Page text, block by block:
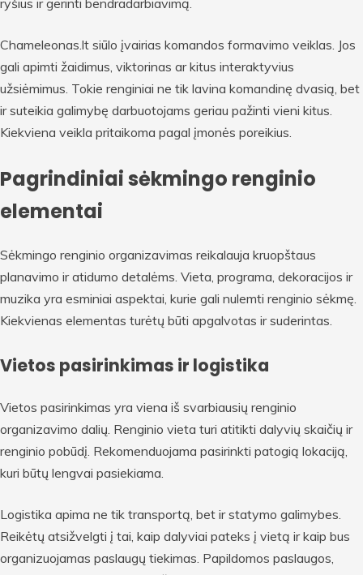
Chameleonas.lt siūlo įvairias komandos formavimo veiklas. Jos
gali apimti žaidimus, viktorinas ar kitus interaktyvius
užsiėmimus. Tokie renginiai ne tik lavina komandinę dvasią, bet
ir suteikia galimybę darbuotojams geriau pažinti vieni kitus.
Kiekviena veikla pritaikoma pagal įmonės poreikius.
Pagrindiniai sėkmingo renginio
elementai
Sėkmingo renginio organizavimas reikalauja kruopštaus
planavimo ir atidumo detalėms. Vieta, programa, dekoracijos ir
muzika yra esminiai aspektai, kurie gali nulemti renginio sėkmę.
Kiekvienas elementas turėtų būti apgalvotas ir suderintas.
Vietos pasirinkimas ir logistika
Vietos pasirinkimas yra viena iš svarbiausių renginio
organizavimo dalių. Renginio vieta turi atitikti dalyvių skaičių ir
renginio pobūdį. Rekomenduojama pasirinkti patogią lokaciją,
kuri būtų lengvai pasiekiama.
Logistika apima ne tik transportą, bet ir statymo galimybes.
Reikėtų atsižvelgti į tai, kaip dalyviai pateks į vietą ir kaip bus
organizuojamas paslaugų tiekimas. Papildomos paslaugos,